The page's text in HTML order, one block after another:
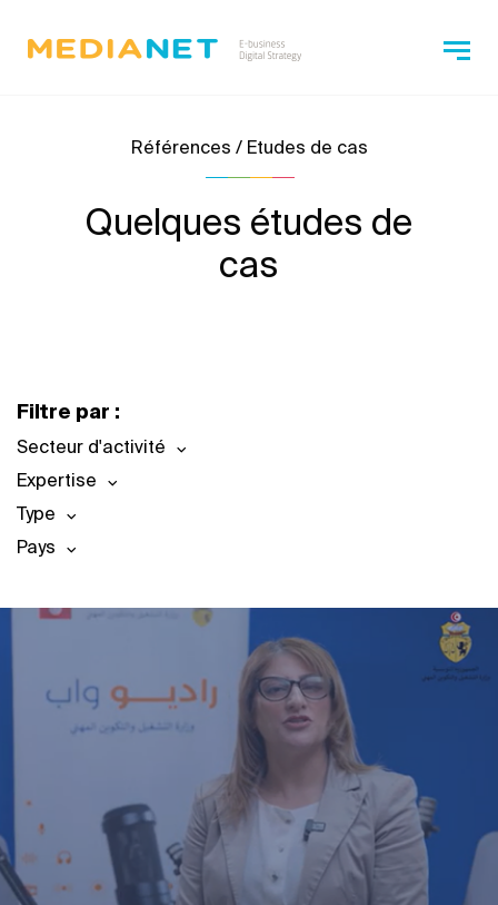
Références / Etudes de cas
Quelques études de
cas
Filtre par :
Secteur d'activité
Expertise
Type
Pays